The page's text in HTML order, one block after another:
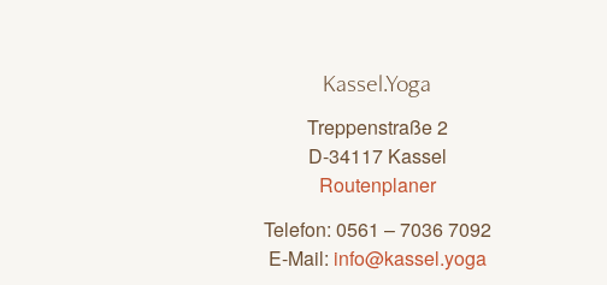
Kassel.Yoga
Treppenstraße 2
D-34117 Kassel
Routenplaner
Telefon: 0561 – 7036 7092
E-Mail: info@kassel.yoga